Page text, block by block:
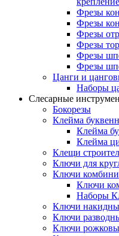
Фрезы
Фрезы
Фрезы
Фрезы
Фрезы
Фрезы
Цанги и
Наборы
Слесарные
Бокорезы
Клейма
Клейма
Клейма
Клещи
Ключи для
Ключи
Ключи
Наборы
Ключи
Ключи
Ключи